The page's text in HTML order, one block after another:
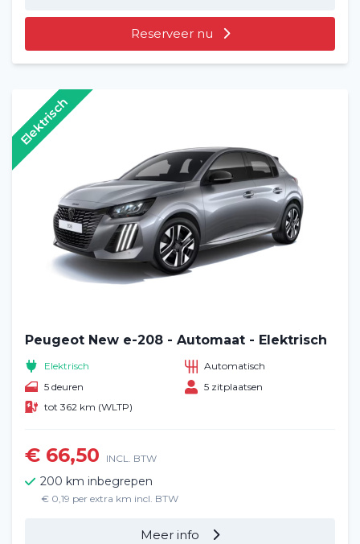
Veelgestelde vragen (FAQ)
Contact
Reserveer nu
Peugeot New e-208 - Automaat - Elektrisch
Elektrisch
Automatisch
5 deuren
5 zitplaatsen
tot 362 km (WLTP)
€ 66,50 INCL. BTW
200 km inbegrepen
€ 0,19 per extra km incl. BTW
Meer info
Elektrisch